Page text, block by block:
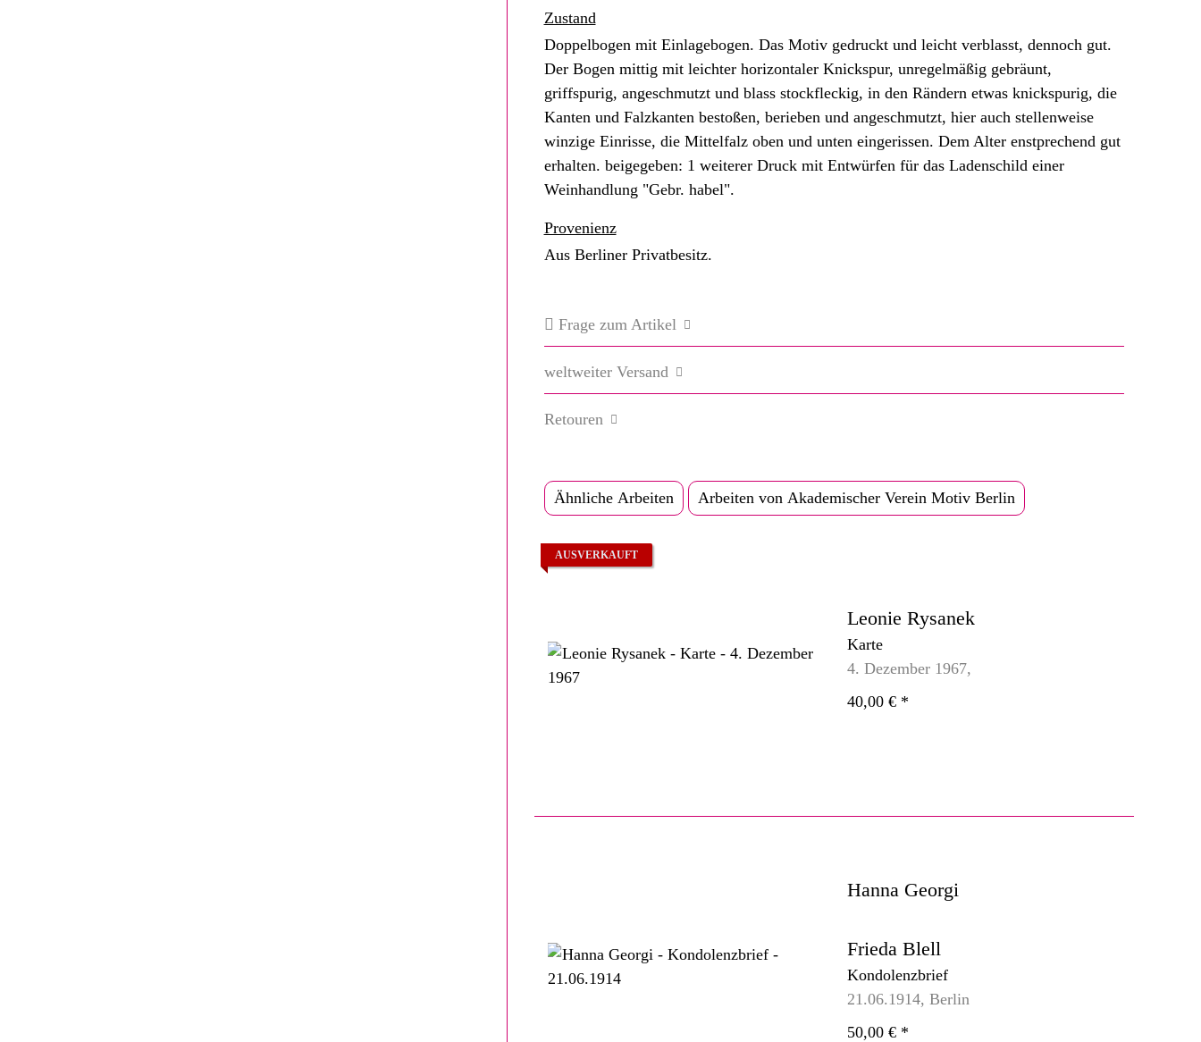
Zustand
Doppelbogen mit Einlagebogen. Das Motiv gedruckt und leicht verblasst, dennoch gut.
Der Bogen mittig mit leichter horizontaler Knickspur, unregelmäßig gebräunt,
griffspurig, angeschmutzt und blass stockfleckig, in den Rändern etwas knickspurig, die
Kanten und Falzkanten bestoßen, berieben und angeschmutzt, hier auch stellenweise
winzige Einrisse, die Mittelfalz oben und unten eingerissen. Dem Alter enstprechend gut
erhalten. beigegeben: 1 weiterer Druck mit Entwürfen für das Ladenschild einer
Weinhandlung "Gebr. habel".
Provenienz
Aus Berliner Privatbesitz.
Frage zum Artikel
weltweiter Versand
Retouren
Ähnliche Arbeiten Arbeiten von Akademischer Verein Motiv Berlin
AUSVERKAUFT
Leonie Rysanek
Karte
4. Dezember 1967,
40,00 € *
Hanna Georgi
Frieda Blell
Kondolenzbrief
21.06.1914, Berlin
50,00 € *